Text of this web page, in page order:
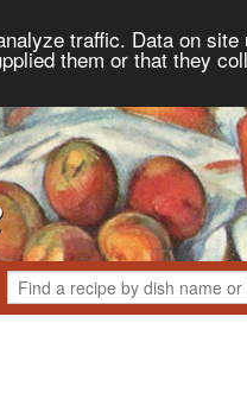
traffic. Data on
them or that they